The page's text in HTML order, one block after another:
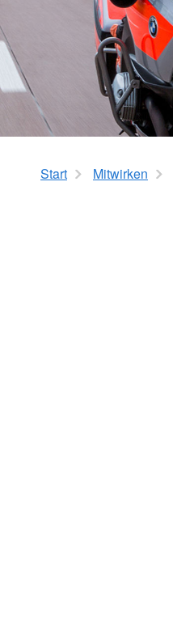
Hauswirtschaftliche
Hilfsmittelverleih
Pflegeberatung
Alten-Service-Zentren
Tagespflege
Start Mitwirken